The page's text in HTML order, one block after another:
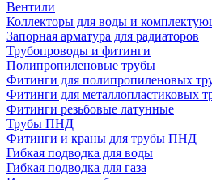
Вентили
Коллекторы для воды и
Запорная арматура для радиаторов
Трубопроводы и фитинги
Полипропиленовые трубы
Фитинги для полипропиленовых
Фитинги для металлопластиковых
Фитинги резьбовые латунные
Трубы ПНД
Фитинги и краны для трубы ПНД
Гибкая подводка для воды
Гибкая подводка для газа